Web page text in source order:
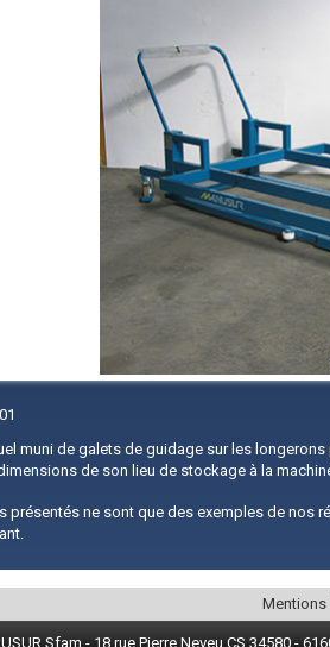
muni de galets de guidage sur les
de son lieu de stockage à la
présentés ne sont que des exemples de nos
Mentions
Sfam - 18 rue Pierre Neveu CS 34580 -